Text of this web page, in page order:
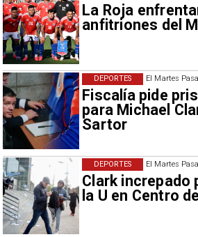
La Roja
anfitriones del
El Martes
Fiscalía pide
para Michael
Sartor
DEPORTES
El Martes
Clark increpado
la U en Centro
DEPORTES